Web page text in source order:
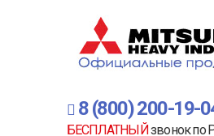
8 (800) 200-19-
БЕСПЛАТНЫЙзвонок по